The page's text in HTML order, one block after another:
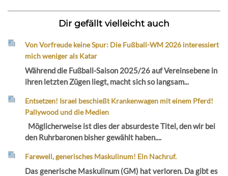
Dir gefällt vielleicht auch
Von Vorfreude keine Spur: Die Fußball-WM 2026 interessiert
mich weniger als Katar
Während die Fußball-Saison 2025/26 auf Vereinsebene in
ihren letzten Zügen liegt, macht sich so langsam...
Entsetzen! Israel beschießt Krankenwagen mit einem Pferd!
Pallywood und die Medien
Möglicherweise ist dies der absurdeste Titel, den wir bei
den Ruhrbaronen bisher gewählt haben....
Farewell, generisches Maskulinum! Ein Nachruf.
Das generische Maskulinum (GM) hat verloren. Da gibt es